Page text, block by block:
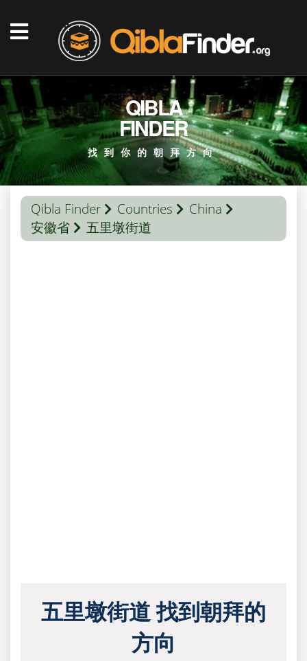
QIBLA
FINDER
找到你的朝拜方向
Qibla Finder Countries
China
安徽省
五里墩街道
五里墩街道 找到朝拜的
方向